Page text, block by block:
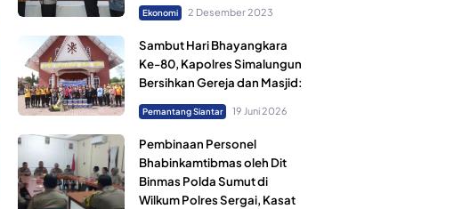
Ekonomi 2 Desember 2023
Sambut Hari Bhayangkara
Ke-80, Kapolres Simalungun
Bersihkan Gereja dan Masjid:
Pemantang Siantar 19 Juni 2026
Pembinaan Personel
Bhabinkamtibmas oleh Dit
Binmas Polda Sumut di
Wilkum Polres Sergai, Kasat